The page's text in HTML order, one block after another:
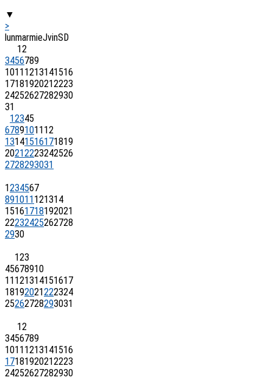
▼
>
lunmarmieJvinS D
12
3456789
1011 1213141516
17181920212223
24252627282930
31
12345
67891011 12
13141516171819
20212223242526
2728293031
1234567
891011 121314
15161718192021
22232425262728
2930
123
45678910
11 121314151617
18192021222324
25262728293031
12
3456789
1011 1213141516
17181920212223
24252627282930